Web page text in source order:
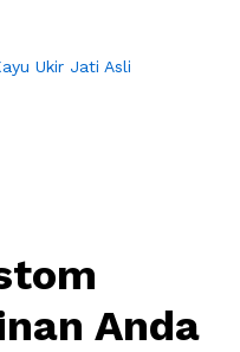
Ukir Jati Asli
Anda